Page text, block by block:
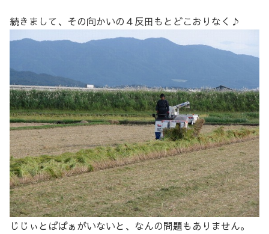
続きまして、その向かいの４反田もとどこおりなく♪
じじぃとばばぁがいないと、なんの問題もありません。